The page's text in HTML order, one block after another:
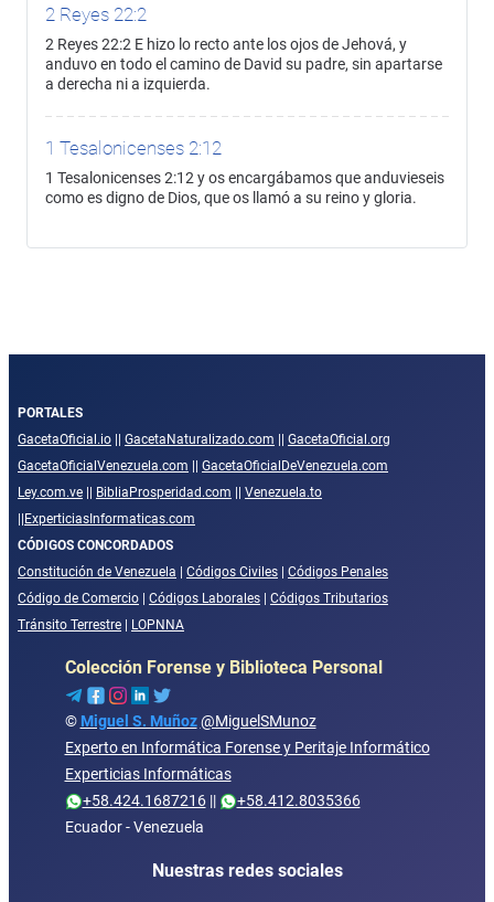
2 Reyes 22:2
2 Reyes 22:2 E hizo lo recto ante los ojos de Jehová, y
anduvo en todo el camino de David su padre, sin apartarse
a derecha ni a izquierda.
1 Tesalonicenses 2:12
1 Tesalonicenses 2:12 y os encargábamos que anduvieseis
como es digno de Dios, que os llamó a su reino y gloria.
PORTALES
GacetaOficial.io
GacetaNaturalizado.com
GacetaOficial.org
GacetaOficialVenezuela.com
GacetaOficialDeVenezuela.com
Ley.com.ve
BibliaProsperidad.com
Venezuela.to
ExperticiasInformaticas.com
CÓDIGOS CONCORDADOS
Constitución de Venezuela
Códigos Civiles
Códigos Penales
Código de Comercio
Códigos Laborales
Códigos Tributarios
Tránsito Terrestre
LOPNNA
Colección Forense y Biblioteca Personal
© Miguel S. Muñoz @MiguelSMunoz
Experto en Informática Forense y Peritaje Informático
Experticias Informáticas
+58.424.1687216||
+58.412.8035366
Ecuador - Venezuela
Nuestras redes sociales